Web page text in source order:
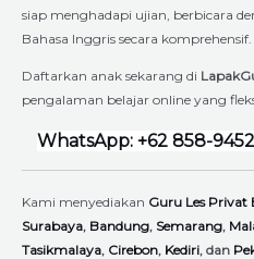
siap menghadapi ujian, berbicara
Bahasa Inggris secara komprehensif.
Daftarkan anak sekarang di
pengalaman belajar online yang
WhatsApp: +62 858-
Kami menyediakan Guru Les Privat
Surabaya, Bandung, Semarang,
Tasikmalaya, Cirebon, Kediri, dan